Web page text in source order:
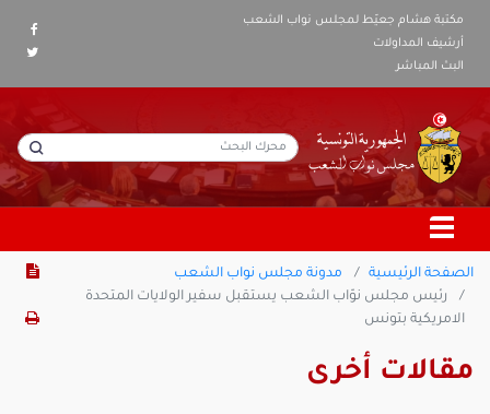
مكتبة هشام جعيّط لمجلس نواب الشعب
أرشيف المداولات
البث المباشر
الصفحة الرئيسية
مدونة مجلس نواب الشعب
رئيس مجلس نوّاب الشعب يستقبل سفير الولايات المتحدة
الامريكية بتونس
مقالات أخرى